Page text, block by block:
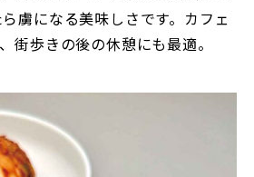
虜になる美味しさです。カフェ
街歩きの後の休憩にも最適。